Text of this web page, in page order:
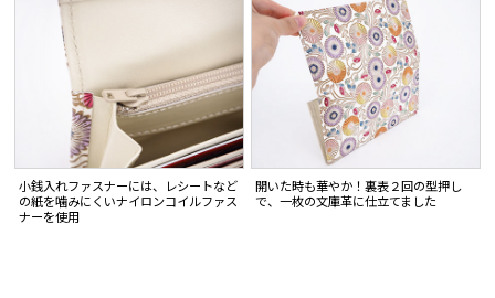
小銭入れファスナーには、レシートなど
の紙を噛みにくいナイロンコイルファス
ナーを使用
開いた時も華やか！裏表２回の型押し
で、一枚の文庫革に仕立てました